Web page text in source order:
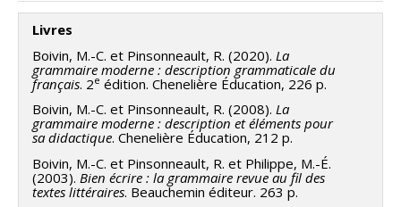
Livres
Boivin, M.-C. et Pinsonneault, R. (2020). La
grammaire moderne : description grammaticale du
français. 2e édition. Chenelière Éducation, 226 p.
Boivin, M.-C. et Pinsonneault, R. (2008). La
grammaire moderne : description et éléments pour
sa didactique. Chenelière Éducation, 212 p.
Boivin, M.-C. et Pinsonneault, R. et Philippe, M.-É.
(2003). Bien écrire : la grammaire revue au fil des
textes littéraires. Beauchemin éditeur. 263 p.